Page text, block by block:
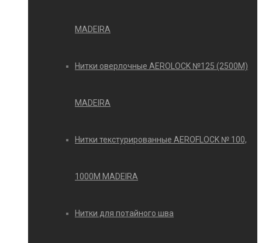
MADEIRA
Нитки оверлочные AEROLOCK №125 (2500М)
MADEIRA
Нитки текстурированные AEROFLOCK № 100,
1000М MADEIRA
Нитки для потайного шва